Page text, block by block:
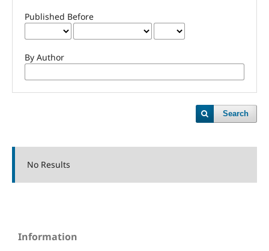
Published Before
By Author
Search
No Results
Information